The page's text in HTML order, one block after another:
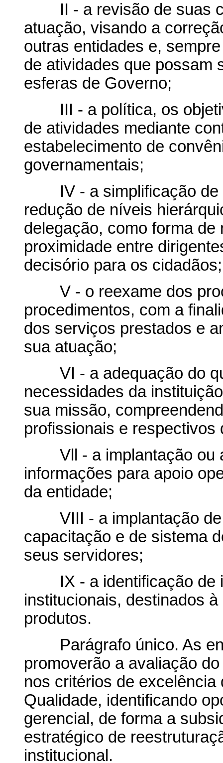
II - a revisão de suas
atuação, visando a
outras entidades e,
de atividades que possam
esferas de Governo;
III - a política, os
de atividades mediante
estabelecimento de
governamentais;
IV - a simplificação de
redução de níveis
delegação, como forma
proximidade entre
decisório para os cidadãos;
V - o reexame dos
procedimentos, com a
dos serviços prestados e
sua atuação;
VI - a adequação do
necessidades da
sua missão,
profissionais e
Vll - a implantação ou
informações para apoio
da entidade;
VIII - a implantação de
capacitação e de sistema
seus servidores;
IX - a identificação de
institucionais, destinados
produtos.
Parágrafo único. As
promoverão a avaliação
nos critérios de
Qualidade, identificando
gerencial, de forma a
estratégico de
institucional.